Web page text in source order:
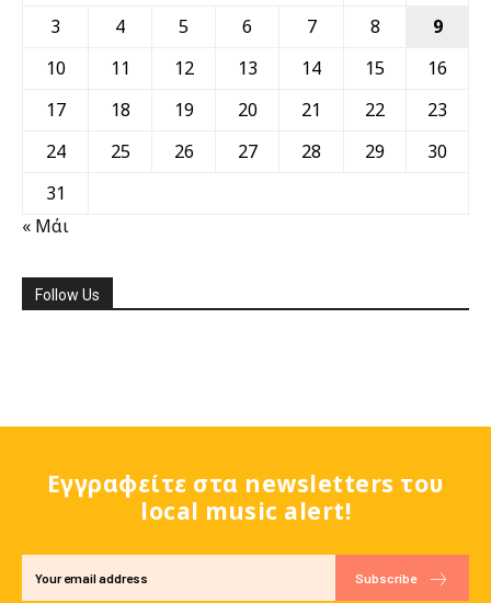
3
4 5 6 7 8
9
10
11 12 13 14 15
16
17
18 19 20 21 22
23
24
25 26 27 28 29
30
31
« Μάι
Follow Us
Εγγραφείτε στα newsletters του
local music alert!
Subscribe